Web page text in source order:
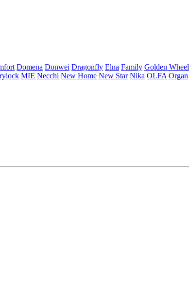
Domena Donwei Dragonfly Elna Family Golden Wheel
MIE Necchi New Home New Star Nika OLFA Organ